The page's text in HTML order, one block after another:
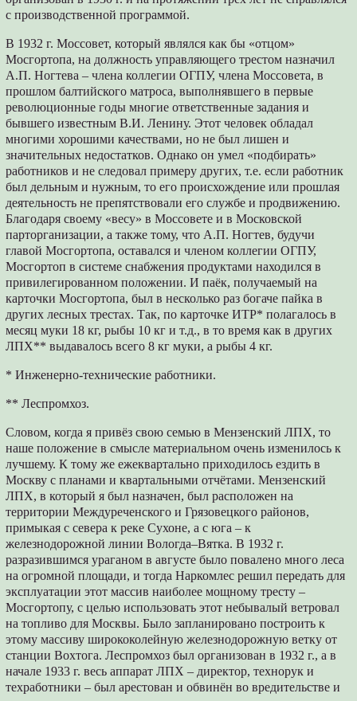
с производственной программой.
В 1932 г. Моссовет, который являлся как бы «отцом»
Мосгортопа, на должность управляющего трестом назначил
А.П. Ногтева – члена коллегии ОГПУ, члена Моссовета, в
прошлом балтийского матроса, выполнявшего в первые
революционные годы многие ответственные задания и
бывшего известным В.И. Ленину. Этот человек обладал
многими хорошими качествами, но не был лишен и
значительных недостатков. Однако он умел «подбирать»
работников и не следовал примеру других, т.е. если работник
был дельным и нужным, то его происхождение или прошлая
деятельность не препятствовали его службе и продвижению.
Благодаря своему «весу» в Моссовете и в Московской
парторганизации, а также тому, что А.П. Ногтев, будучи
главой Мосгортопа, оставался и членом коллегии ОГПУ,
Мосгортоп в системе снабжения продуктами находился в
привилегированном положении. И паёк, получаемый на
карточки Мосгортопа, был в несколько раз богаче пайка в
других лесных трестах. Так, по карточке ИТР* полагалось в
месяц муки 18 кг, рыбы 10 кг и т.д., в то время как в других
ЛПХ** выдавалось всего 8 кг муки, а рыбы 4 кг.
* Инженерно-технические работники.
** Леспромхоз.
Словом, когда я привёз свою семью в Мензенский ЛПХ, то
наше положение в смысле материальном очень изменилось к
лучшему. К тому же ежеквартально приходилось ездить в
Москву с планами и квартальными отчётами. Мензенский
ЛПХ, в который я был назначен, был расположен на
территории Междуреченского и Грязовецкого районов,
примыкая с севера к реке Сухоне, а с юга – к
железнодорожной линии Вологда–Вятка. В 1932 г.
разразившимся ураганом в августе было повалено много леса
на огромной площади, и тогда Наркомлес решил передать для
эксплуатации этот массив наиболее мощному тресту –
Мосгортопу, с целью использовать этот небывалый ветровал
на топливо для Москвы. Было запланировано построить к
этому массиву ширококолейную железнодорожную ветку от
станции Вохтога. Леспромхоз был организован в 1932 г., а в
начале 1933 г. весь аппарат ЛПХ – директор, технорук и
техработники – был арестован и обвинён во вредительстве и